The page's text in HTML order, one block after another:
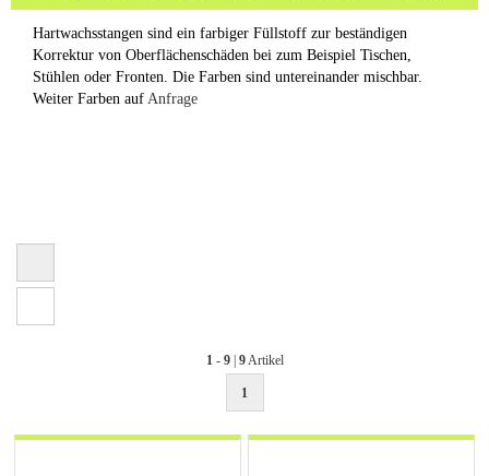
Hartwachsstangen sind ein farbiger Füllstoff zur beständigen
Korrektur von Oberflächenschäden bei zum Beispiel Tischen,
Stühlen oder Fronten. Die Farben sind untereinander mischbar.
Weiter Farben auf Anfrage
1- 9| 9Artikel
1